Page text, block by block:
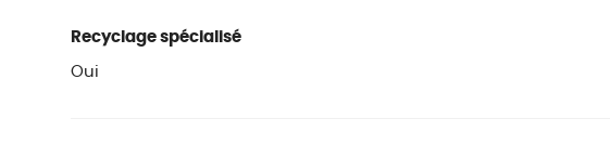
Recyclage spécialisé
Oui